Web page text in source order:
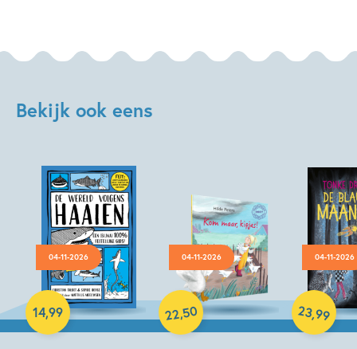
Alison
Bekijk ook eens
04-11-2026
14,99
Hardcover
04-11-2026
22,50
Hardcover
04-11-2026
23,99
Hardcover